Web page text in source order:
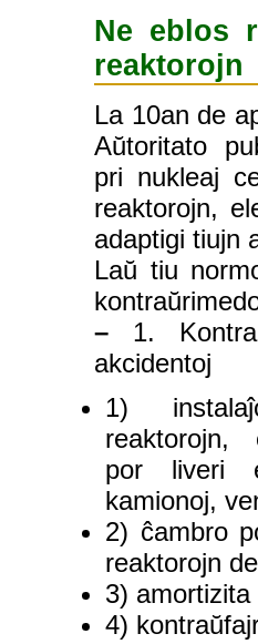
Ne eblos
reaktorojn
La 10an de
Aŭtoritato
pri nukleaj
reaktorojn,
adaptigi tiujn
Laŭ tiu
– 1.
akcidentoj
1)
reaktorojn,
por liveri
kamionoj,
2) ĉambro
reaktorojn
3)
4)